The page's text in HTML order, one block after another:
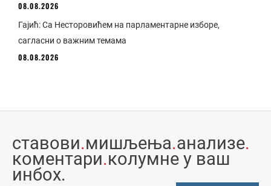
08.08.2026
Гајић: Са Несторовићем на парламентарне изборе,
сагласни о важним темама
08.08.2026
ставови.мишљења.анализе.
коментари.колумне у ваш
инбоx.